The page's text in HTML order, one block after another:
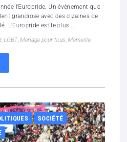
l’Europride. Un évènement que
grandiose avec des dizaines de
L’Europride est le plus...
LGBT, Mariage pour tous Marseille
SOCIÉTÉ